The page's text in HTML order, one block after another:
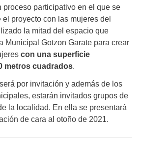
proceso participativo en el que se
proyecto con las mujeres del
la mitad del espacio que
Municipal Gotzon Garate para crear
con una superficie
metros cuadrados.
por invitación y además de los
estarán invitados grupos de
la localidad. En ella se presentará
de cara al otoño de 2021.